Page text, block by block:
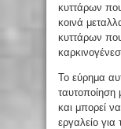
κυττάρων
κοινά
κυττάρων
Το εύρημα
ταυτοποίηση
και μπορεί
εργαλείο